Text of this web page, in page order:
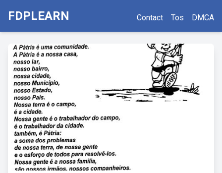
FDPLEARN Contact Tos DMCA